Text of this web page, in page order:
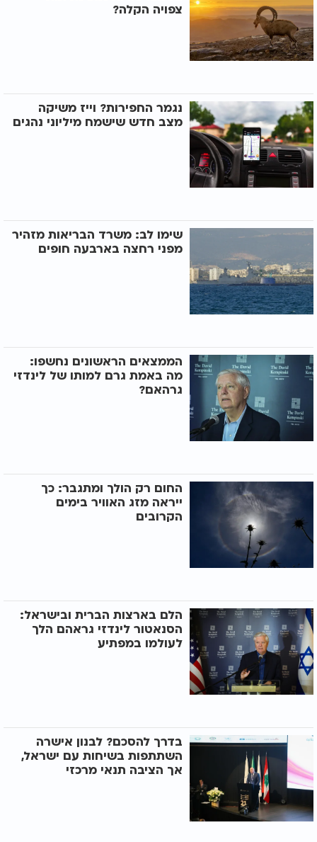
צפויה הקלה?
נגמר החפירות? וייז משיקה
מצב חדש שישמח מיליוני נהגים
שימו לב: משרד הבריאות מזהיר
מפני רחצה בארבעה חופים
הממצאים הראשונים נחשפו:
מה באמת גרם למותו של לינדזי
גרהאם?
החום רק הולך ומתגבר: כך
ייראה מזג האוויר בימים
הקרובים
הלם בארצות הברית ובישראל:
הסנאטור לינדזי גראהם הלך
לעולמו במפתיע
בדרך להסכם? לבנון אישרה
השתתפות בשיחות עם ישראל,
אך הציבה תנאי מרכזי